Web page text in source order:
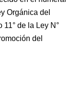
Orgánica del
de la Ley N°
del